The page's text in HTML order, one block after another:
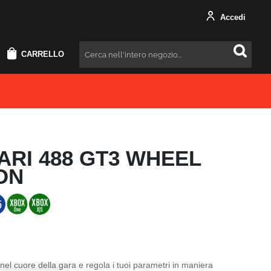
Accedi
CARRELLO Cercare
488 GT3 WHEEL
cuore della gara e regola i tuoi parametri in maniera